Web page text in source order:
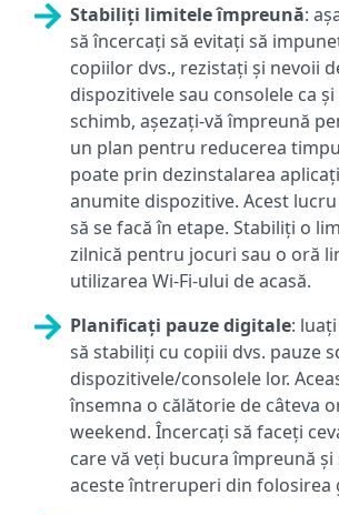
Stabiliți limitele împreună:
să încercați să evitați să
copiilor dvs., rezistați și nevoii
dispozitivele sau consolele ca
schimb, așezați-vă împreună
un plan pentru reducerea
poate prin dezinstalarea
anumite dispozitive. Acest
să se facă în etape. Stabiliți o
zilnică pentru jocuri sau o oră
utilizarea Wi-Fi-ului de acasă.
Planificați pauze digitale:
să stabiliți cu copiii dvs. pauze
dispozitivele/consolele lor.
însemna o călătorie de câteva
weekend. Încercați să faceți
care vă veți bucura împreună
aceste întreruperi din folosirea